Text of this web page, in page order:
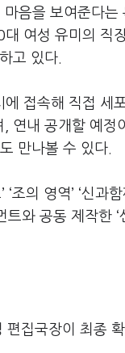
음을 보여준다
여성 유미의 직
고 있다.
접속해 직접 세
연내 공개할 예정
만나볼 수 있다.
‘조의 영역’ ‘신
와 공동 제작한
집국장이 최종 확